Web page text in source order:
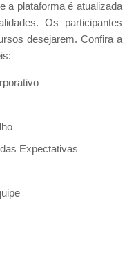
a plataforma é atualizada
Os participantes
desejarem. Confira a
Expectativas